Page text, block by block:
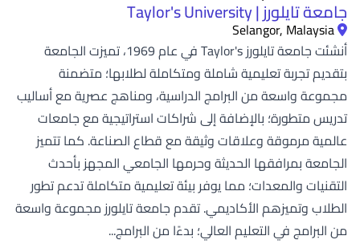
جامعة تايلورز | Taylor's University
Selangor, Malaysia
أنشئت جامعة تايلورز Taylor's في عام 1969، تميزت الجامعة
بتقديم تجربة تعليمية شاملة ومتكاملة لطلابها؛ متضمنة
مجموعة واسعة من البرامج الدراسية، ومناهج عصرية مع أساليب
تدريس متطورة؛ بالإضافة إلى شراكات استراتيجية مع جامعات
عالمية مرموقة وعلاقات وثيقة مع قطاع الصناعة. كما تتميز
الجامعة بمرافقها الحديثة وحرمها الجامعي المجهز بأحدث
التقنيات والمعدات؛ مما يوفر بيئة تعليمية متكاملة تدعم تطور
الطلاب وتميزهم الأكاديمي. تقدم جامعة تايلورز مجموعة واسعة
من البرامج في التعليم العالي؛ بدءًا من البرامج...